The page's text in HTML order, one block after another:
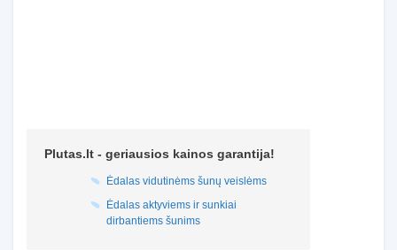
Plutas.lt - geriausios kainos garantija!
Ėdalas vidutinėms šunų veislėms
Ėdalas aktyviems ir sunkiai
dirbantiems šunims